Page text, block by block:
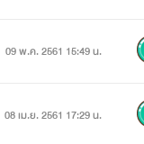
09 พ.ค. 2561 15:49 น.
08 เม.ย. 2561 17:29 น.